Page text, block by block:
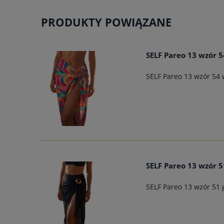
PRODUKTY POWIĄZANE
SELF Pareo 13 wzór
SELF Pareo 13 wzór
SELF Pareo 13 wzór
SELF Pareo 13 wzór